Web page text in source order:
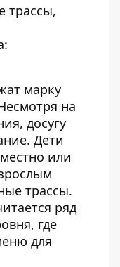
трассы,
марку
на
досугу
Дети
или
трассы.
ряд
где
для